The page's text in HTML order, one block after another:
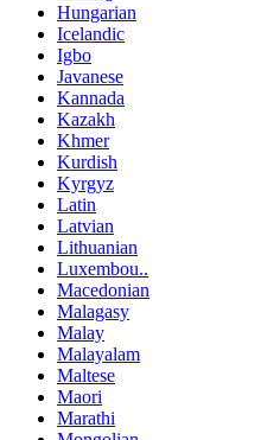
Hungarian
Icelandic
Igbo
Javanese
Kannada
Kazakh
Khmer
Kurdish
Kyrgyz
Latin
Latvian
Lithuanian
Luxembou..
Macedonian
Malagasy
Malay
Malayalam
Maltese
Maori
Marathi